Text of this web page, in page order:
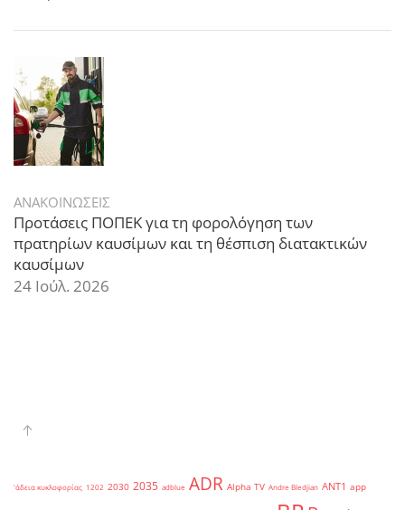
ΑΝΑΚΟΙΝΩΣΕΙΣ
Προτάσεις ΠΟΠΕΚ για τη φορολόγηση των
πρατηρίων καυσίμων και τη θέσπιση διατακτικών
καυσίμων
24 Ιούλ. 2026
'άδεια κυκλοφορίας 1202 2030 2035 adblue ADR Alpha TV Andre Bledjian ANT1 app